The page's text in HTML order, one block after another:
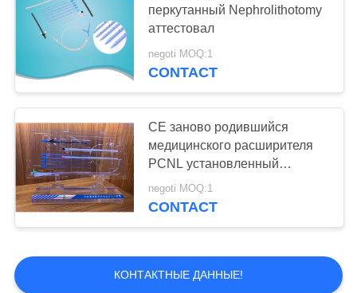
перкутанный Nephrolithotomy
аттестовал
negoti MOQ:1
CONTACT
CE заново родившийся
медицинского расширителя
PCNL установленный
аттестовал 0,035 дюйма
negoti MOQ:1
CONTACT
КОНТАКТНЫЕ ДАННЫЕ!